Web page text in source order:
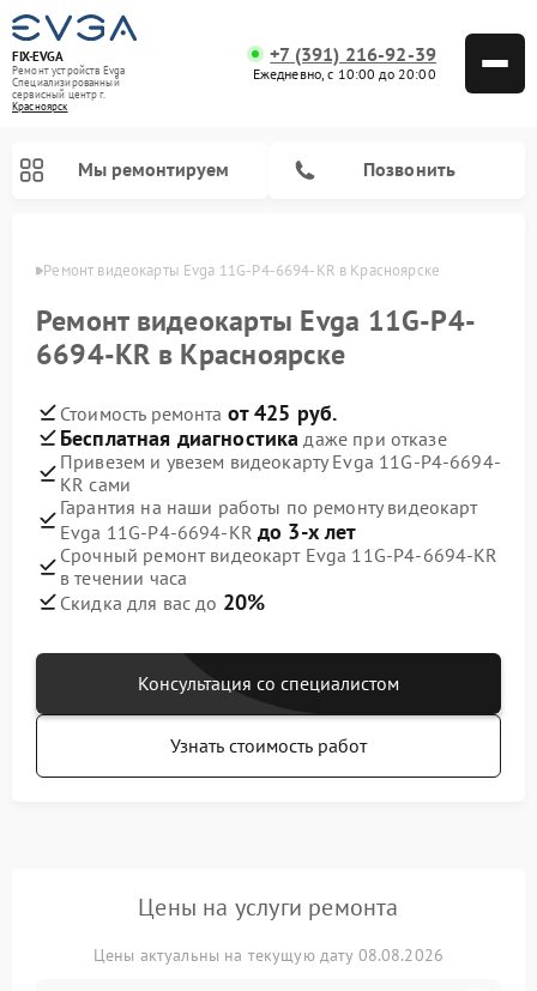
FIX-EVGA
Ремонт устройств Evga
Специализированный
cервисный центр г.
Красноярск
+7 (391) 216-92-39
Ежедневно, с 10:00 до 20:00
Мы ремонтируем Позвонить
Ремонт видеокарты Evga 11G-P4-6694-KR в Красноярске
Ремонт видеокарты Evga 11G-P4-
6694-KR в Красноярске
Стоимость ремонта от 425 руб.
Бесплатная диагностика даже при отказе
Привезем и увезем видеокарту Evga 11G-P4-6694-
KR сами
Гарантия на наши работы по ремонту видеокарт
Evga 11G-P4-6694-KR до 3-х лет
Срочный ремонт видеокарт Evga 11G-P4-6694-KR
в течении часа
Скидка для вас до 20%
Консультация со специалистом
Узнать стоимость работ
Цены на услуги ремонта
Цены актуальны на текущую дату 08.08.2026